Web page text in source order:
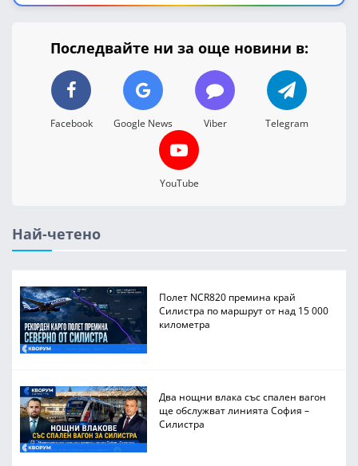
Последвайте ни за още новини в:
Facebook Google News Viber Telegram
YouTube
Най-четено
Полет NCR820 премина край
Силистра по маршрут от над 15 000
километра
Два нощни влака със спален вагон
ще обслужват линията София –
Силистра